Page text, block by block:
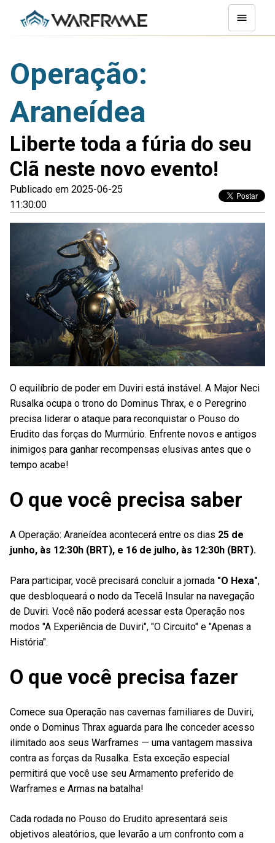
Operação:
Araneídea
Liberte toda a fúria do seu
Clã neste novo evento!
Publicado em 2025-06-25
11:30:00
O equilíbrio de poder em Duviri está instável. A Major Neci
Rusalka ocupa o trono do Dominus Thrax, e o Peregrino
precisa liderar o ataque para reconquistar o Pouso do
Erudito das forças do Murmúrio. Enfrente novos e antigos
inimigos para ganhar recompensas elusivas antes que o
tempo acabe!
O que você precisa saber
A Operação: Araneídea acontecerá entre os dias 25 de
junho, às 12:30h (BRT), e 16 de julho, às 12:30h (BRT).
Para participar, você precisará concluir a jornada "O Hexa",
que desbloqueará o nodo da Tecelã Insular na navegação
de Duviri. Você não poderá acessar esta Operação nos
modos "A Experiência de Duviri", "O Circuito" e "Apenas a
História".
O que você precisa fazer
Comece sua Operação nas cavernas familiares de Duviri,
onde o Dominus Thrax aguarda para lhe conceder acesso
ilimitado aos seus Warframes — uma vantagem massiva
contra as forças da Rusalka. Esta exceção especial
permitirá que você use seu Armamento preferido de
Warframes e Armas na batalha!
Cada rodada no Pouso do Erudito apresentará seis
objetivos aleatórios, que levarão a um confronto com a